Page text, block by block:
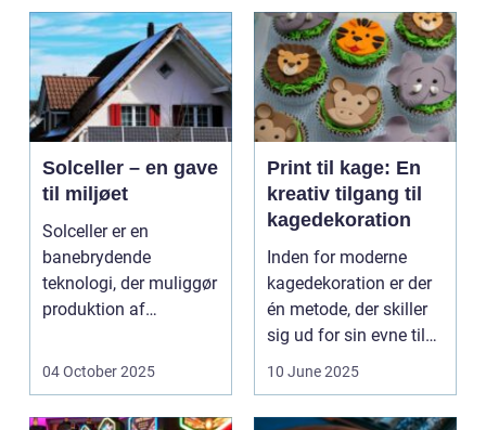
Solceller – en gave
til miljøet
Solceller er en
banebrydende
teknologi, der muliggør
produktion af
udnytt...
04 October 2025
Print til kage: En
kreativ tilgang til
kagedekoration
Inden for moderne
kagedekoration er der
én metode, der skiller
sig ud for sin evne til
at bri...
10 June 2025